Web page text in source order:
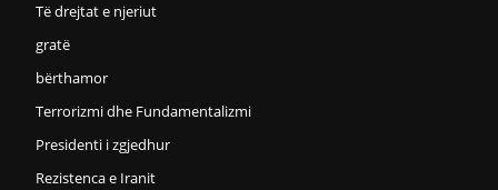
Të drejtat e njeriut
gratë
bërthamor
Terrorizmi dhe Fundamentalizmi
Presidenti i zgjedhur
Rezistenca e Iranit